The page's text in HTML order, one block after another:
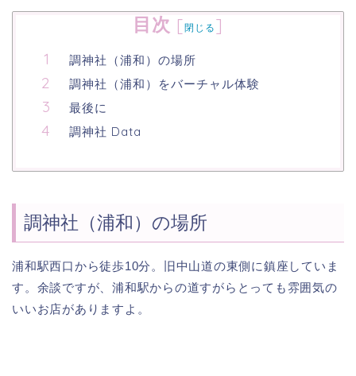
目次 [閉じる ]
調神社（浦和）の場所
調神社（浦和）をバーチャル体験
最後に
調神社 Data
調神社（浦和）の場所
浦和駅西口から徒歩10分。旧中山道の東側に鎮座していま
す。余談ですが、浦和駅からの道すがらとっても雰囲気の
いいお店がありますよ。